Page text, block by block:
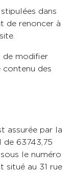
dans
de renoncer à
de modifier
des
assurée par la
63743,75
le numéro
situé au 31 rue